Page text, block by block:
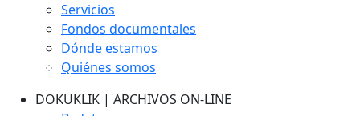
Servicios
Fondos documentales
Dónde estamos
Quiénes somos
DOKUKLIK | ARCHIVOS ON-LINE